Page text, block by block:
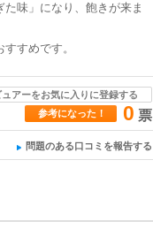
味」になり、飽きが来ま
すめです。
ュアーをお気に入りに登録する
参考になった！
0 票
問題のある口コミを報告する